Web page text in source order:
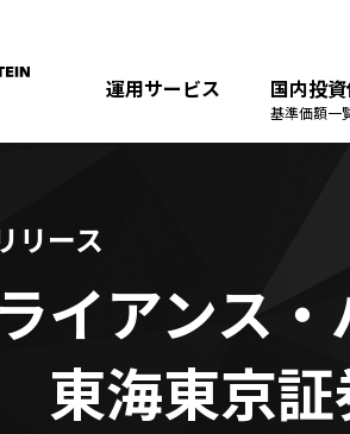
運用サービス 国内投
基準価額一
リース
ライアンス
海東京証